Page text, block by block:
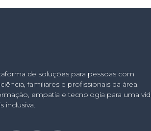
de soluções para pessoas com
familiares e profissionais da área.
empatia e tecnologia para uma
inclusiva.